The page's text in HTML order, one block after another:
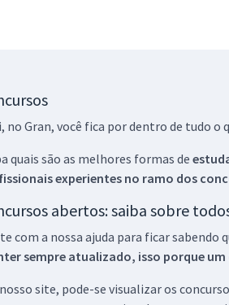
no Gran, você fica por dentro de tudo o
quais são as melhores formas de
experientes no ramo dos
abertos: saiba sobre
com a nossa ajuda para ficar sabendo
sempre atualizado, isso porque um
site, pode-se visualizar os